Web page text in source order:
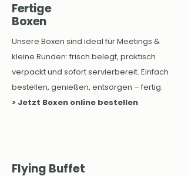
Fertige
Boxen
Unsere Boxen sind ideal für Meetings &
kleine Runden: frisch belegt, praktisch
verpackt und sofort servierbereit. Einfach
bestellen, genießen, entsorgen – fertig.
> Jetzt Boxen online bestellen
Flying Buffet